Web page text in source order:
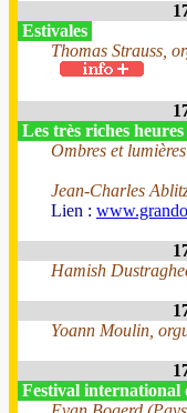
Estivales
Thomas Strauss,
Les très riches
Ombres et lumières
Jean-Charles
Lien :
Hamish
Yoann Moulin,
Festival international